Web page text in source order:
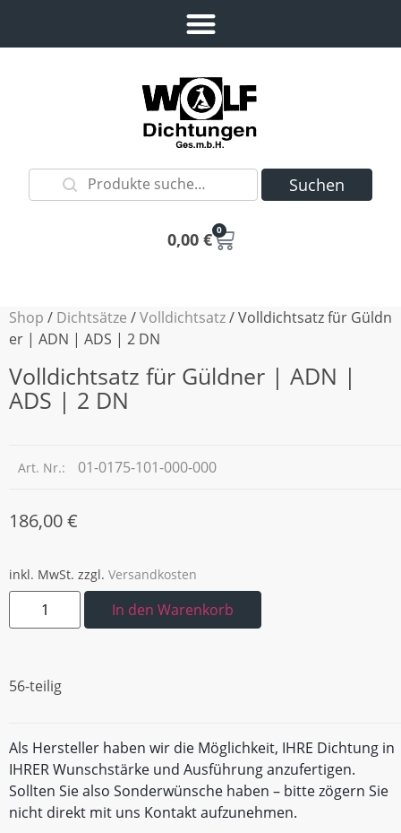
Suchen
0,00 € 0
Shop / Dichtsätze /Volldichtsatz/ Volldichtsatz für Güldn
er | ADN | ADS | 2 DN
Volldichtsatz für Güldner | ADN |
ADS | 2 DN
Art. Nr.: 01-0175-101-000-000
186,00€
inkl. MwSt. zzgl. Versandkosten
In den Warenkorb
56-teilig
Als Hersteller haben wir die Möglichkeit, IHRE Dichtung in
IHRER Wunschstärke und Ausführung anzufertigen.
Sollten Sie also Sonderwünsche haben – bitte zögern Sie
nicht direkt mit uns Kontakt aufzunehmen.